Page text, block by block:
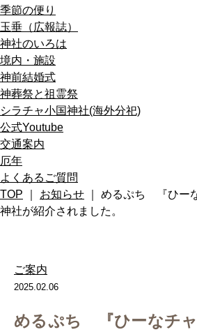
季節の便り
玉垂（広報誌）
神社のいろは
境内・施設
神前結婚式
神葬祭と祖霊祭
シラチャ小国神社(海外分祀)
公式Youtube
交通案内
厄年
よくあるご質問
TOP
お知らせ ｜ めるぷち 『ひー
神社が紹介されました。
ご案内
2025.02.06
めるぷち 『ひーなチ